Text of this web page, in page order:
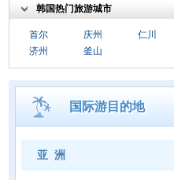
韩国热门旅游城市
首尔 庆州
仁川
济州
釜山
国际游目的地
亚 洲